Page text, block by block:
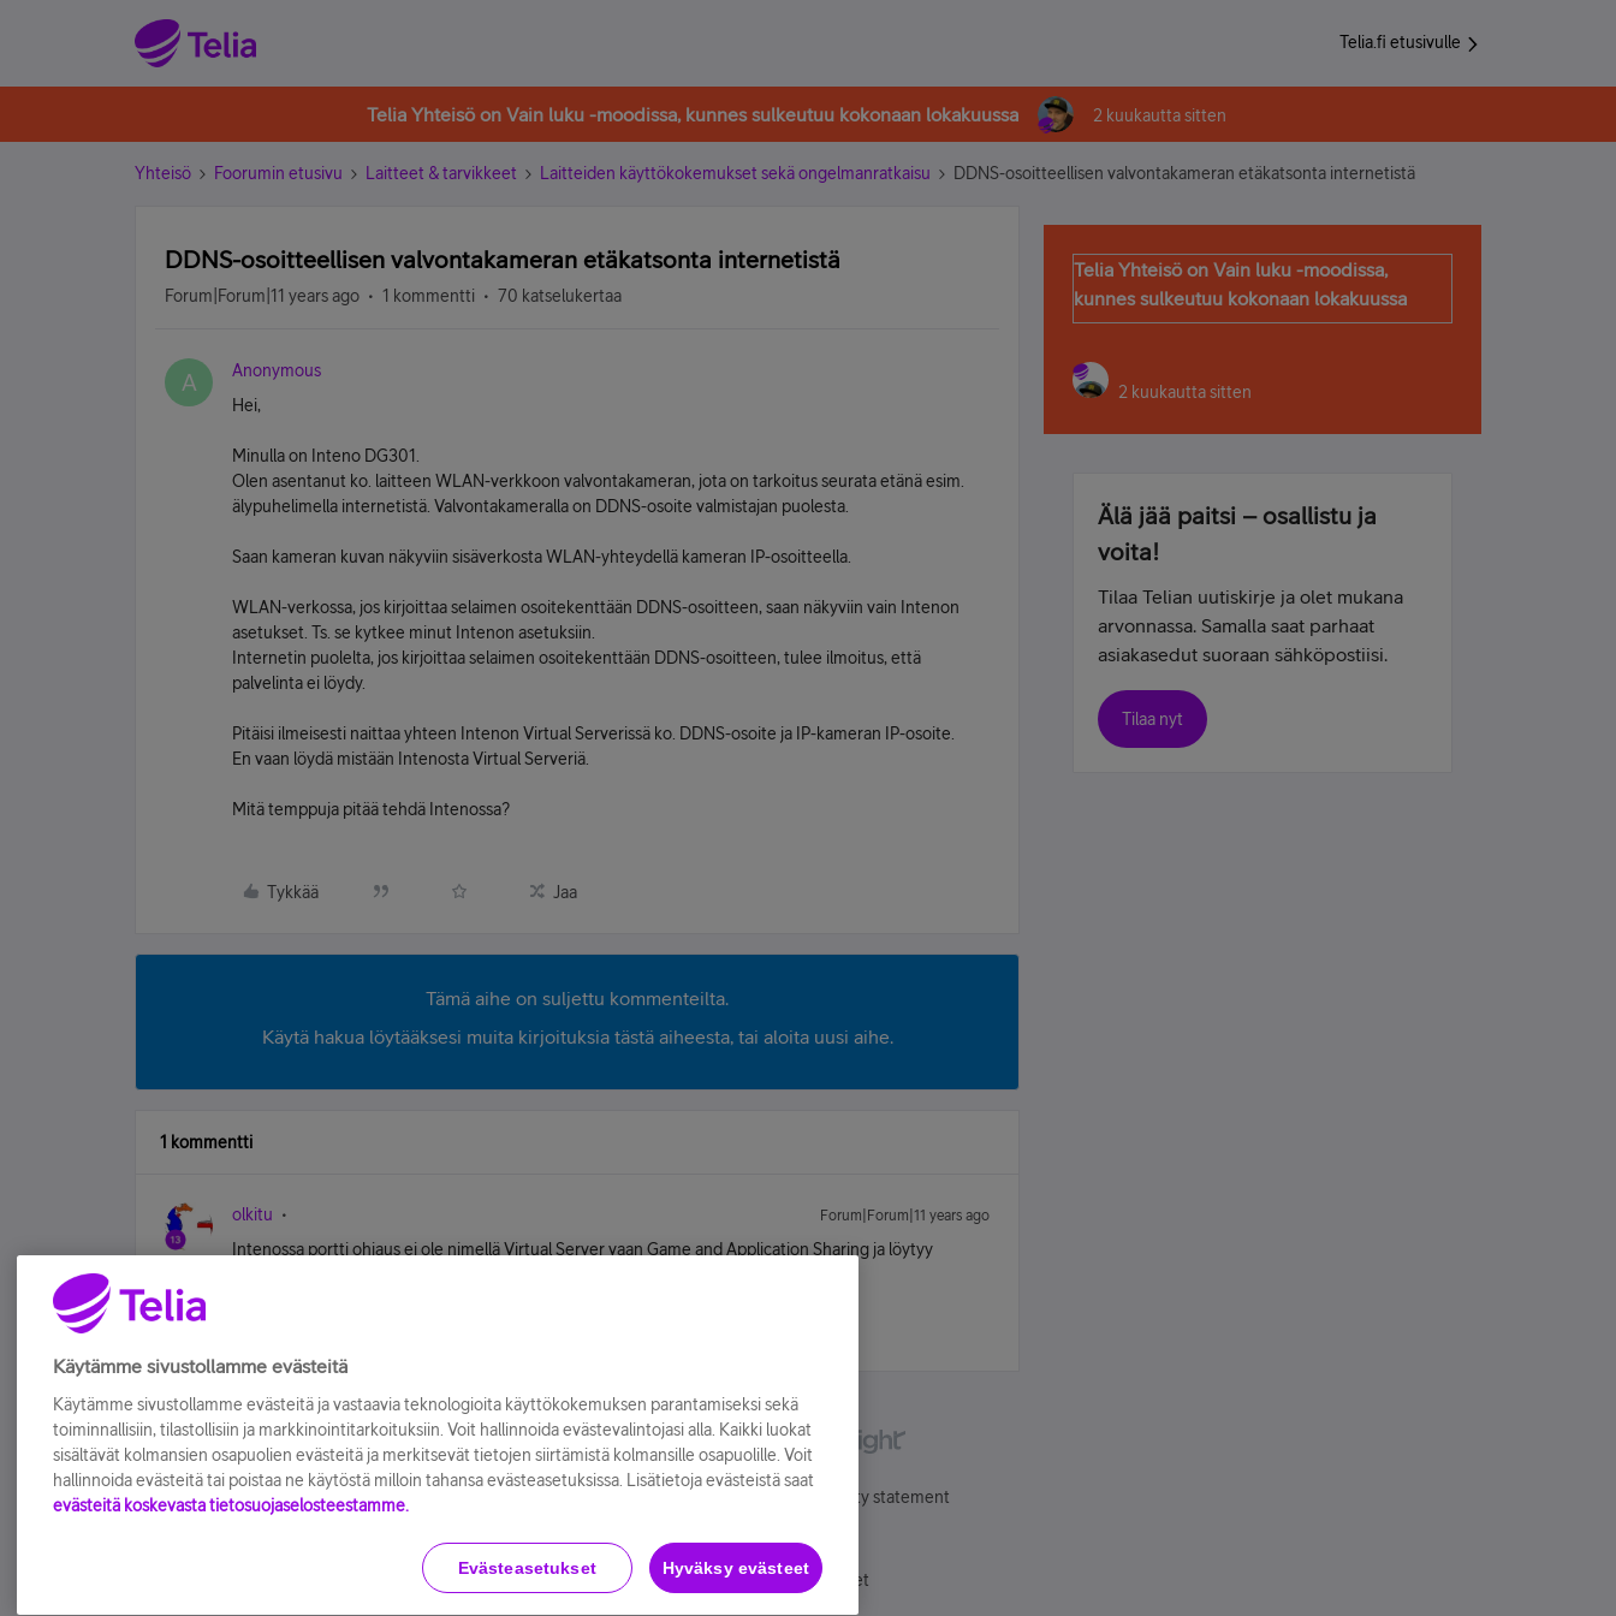
Telia.fi etusivulle
Telia Yhteisö on Vain luku -moodissa, kunnes sulkeutuu kokonaan lokakuussa 2 kuukautta sitten
Yhteisö Foorumin etusivu Laitteet & tarvikkeet Laitteiden käyttökokemukset sekä ongelmanratkaisu DDNS-osoitteellisen valvontakameran etäkatsonta internetistä
DDNS-osoitteellisen valvontakameran etäkatsonta internetistä
Forum|Forum|11 years ago 1 kommentti 70 katselukertaa
A
Anonymous
Hei,
Minulla on Inteno DG301.
Olen asentanut ko. laitteen WLAN-verkkoon valvontakameran, jota on tarkoitus seurata etänä esim.
älypuhelimella internetistä. Valvontakameralla on DDNS-osoite valmistajan puolesta.
Saan kameran kuvan näkyviin sisäverkosta WLAN-yhteydellä kameran IP-osoitteella.
WLAN-verkossa, jos kirjoittaa selaimen osoitekenttään DDNS-osoitteen, saan näkyviin vain Intenon
asetukset. Ts. se kytkee minut Intenon asetuksiin.
Internetin puolelta, jos kirjoittaa selaimen osoitekenttään DDNS-osoitteen, tulee ilmoitus, että
palvelinta ei löydy.
Pitäisi ilmeisesti naittaa yhteen Intenon Virtual Serverissä ko. DDNS-osoite ja IP-kameran IP-osoite.
En vaan löydä mistään Intenosta Virtual Serveriä.
Mitä temppuja pitää tehdä Intenossa?
Tykkää Jaa
Tämä aihe on suljettu kommenteilta.
Käytä hakua löytääksesi muita kirjoituksia tästä aiheesta, tai aloita uusi aihe.
1 kommentti
olkitu Forum|Forum|11 years ago
Intenossa portti ohjaus ei ole nimellä Virtual Server vaan Game and Application Sharing ja löytyy
Telia Yhteisö on Vain luku -moodissa,
kunnes sulkeutuu kokonaan lokakuussa
2 kuukautta sitten
Älä jää paitsi – osallistu ja
voita!
Tilaa Telian uutiskirje ja olet mukana
arvonnassa. Samalla saat parhaat
asiakasedut suoraan sähköpostiisi.
Tilaa nyt
Accessibility statement
Evästeasetukset
Käytämme sivustollamme evästeitä
Käytämme sivustollamme evästeitä ja vastaavia teknologioita käyttökokemuksen parantamiseksi sekä
toiminnallisiin, tilastollisiin ja markkinointitarkoituksiin. Voit hallinnoida evästevalintojasi alla. Kaikki luokat
sisältävät kolmansien osapuolien evästeitä ja merkitsevät tietojen siirtämistä kolmansille osapuolille. Voit
hallinnoida evästeitä tai poistaa ne käytöstä milloin tahansa evästeasetuksissa. Lisätietoja evästeistä saat
evästeitä koskevasta tietosuojaselosteestamme.
Evästeasetukset Hyväksy evästeet